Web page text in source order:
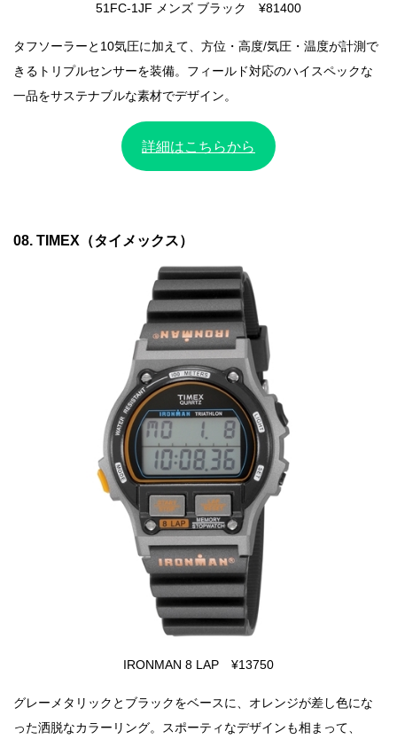
51FC-1JF メンズ ブラック ¥81400
タフソーラーと10気圧に加えて、方位・高度/気圧・温度が計測で
きるトリプルセンサーを装備。フィールド対応のハイスペックな
一品をサステナブルな素材でデザイン。
詳細はこちらから
08. TIMEX（タイメックス）
IRONMAN 8 LAP ¥13750
グレーメタリックとブラックをベースに、オレンジが差し色にな
った洒脱なカラーリング。スポーティなデザインも相まって、